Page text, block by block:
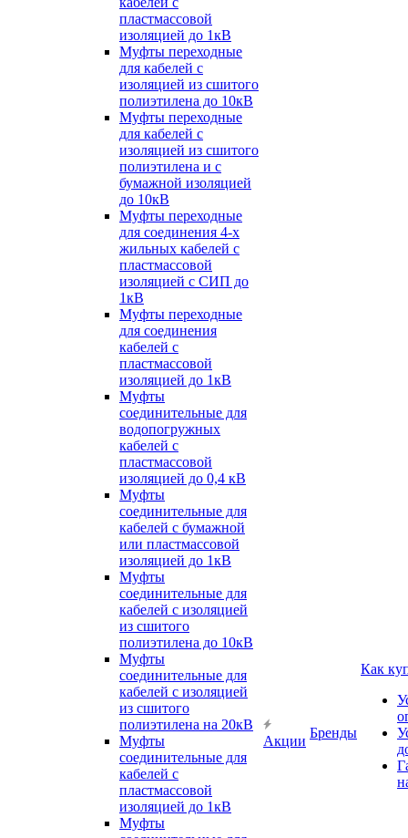
пластмассовой
изоляцией до 1кВ
Муфты переходные
для кабелей с
изоляцией из сшитого
полиэтилена до 10кВ
Муфты переходные
для кабелей с
изоляцией из сшитого
полиэтилена и с
бумажной изоляцией
до 10кВ
Муфты переходные
для соединения 4-х
жильных кабелей с
пластмассовой
изоляцией с СИП до
1кВ
Муфты переходные
для соединения
кабелей с
пластмассовой
изоляцией до 1кВ
Муфты
соединительные для
водопогружных
кабелей с
пластмассовой
изоляцией до 0,4 кВ
Муфты
соединительные для
кабелей с бумажной
или пластмассовой
изоляцией до 1кВ
Муфты
соединительные для
кабелей с изоляцией
из сшитого
полиэтилена до 10кВ
Муфты
соединительные для
кабелей с изоляцией
из сшитого
полиэтилена на 20кВ
Муфты
соединительные для
кабелей с
пластмассовой
изоляцией до 1кВ
Муфты
Акции
Бренды
Как